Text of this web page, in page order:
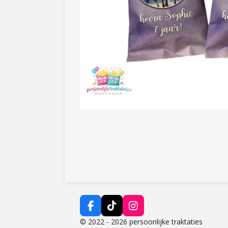
F
a
T
i
I
n
© 2022 - 2026 persoonlijke traktaties